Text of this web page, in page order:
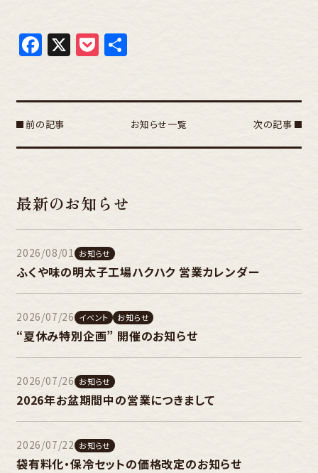
Facebook
X Pocket
共
前の記事 お知らせ一覧 次の記事
最新のお知らせ
2026/08/01 お知らせ
ふくや味の明太子工場ハクハク 営業カレンダー
2026/07/26 イベント お知らせ
“夏休み特別企画” 開催のお知らせ
2026/07/26 お知らせ
2026年お盆期間中の営業につきまして
2026/07/22 お知らせ
袋有料化・保冷セットの価格改定のお知らせ